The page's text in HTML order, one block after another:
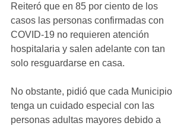
Reiteró que en 85 por ciento de los
casos las personas confirmadas con
COVID-19 no requieren atención
hospitalaria y salen adelante con tan
solo resguardarse en casa.
No obstante, pidió que cada Municipio
tenga un cuidado especial con las
personas adultas mayores debido a